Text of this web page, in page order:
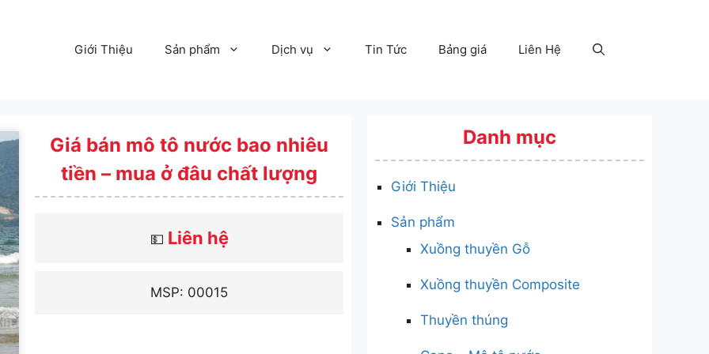
Giới Thiệu Sản phẩm Dịch vụ Tin Tức Bảng giá Liên Hệ
Giá bán mô tô nước bao nhiêu
tiền – mua ở đâu chất lượng
💵 Liên hệ
MSP: 00015
Danh mục
Giới Thiệu
Sản phẩm
Xuồng thuyền Gỗ
Xuồng thuyền Composite
Thuyền thúng